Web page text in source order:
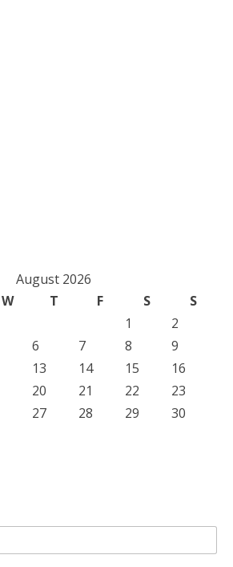
August 2026
W T F S
S
1
2
6 7 8
9
13 14 15
16
20 21 22
23
27 28 29
30